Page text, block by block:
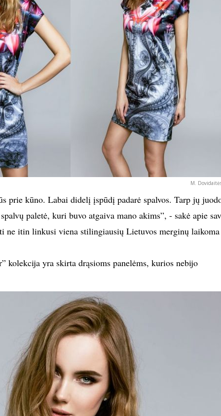
M.
prie kūno. Labai didelį įspūdį padarė spalvos. Tarp jų
paletė, kuri buvo atgaiva mano akims”, - sakė apie
ne itin linkusi viena stilingiausių Lietuvos merginų
kolekcija yra skirta drąsioms panelėms, kurios nebijo